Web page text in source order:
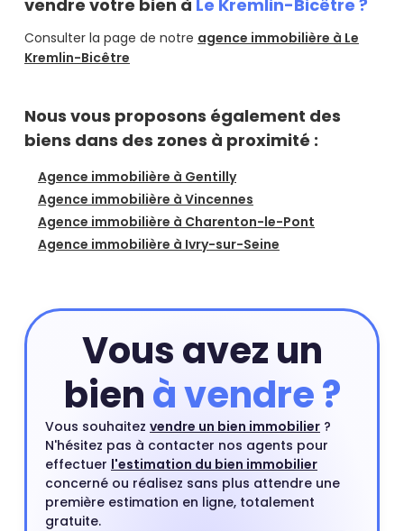
vendre votre bien à Le Kremlin-Bicêtre ?
Consulter la page de notre agence immobilière à Le
Kremlin-Bicêtre
Nous vous proposons également des
biens dans des zones à proximité :
Agence immobilière à Gentilly
Agence immobilière à Vincennes
Agence immobilière à Charenton-le-Pont
Agence immobilière à Ivry-sur-Seine
Vous avez un
bienà vendre ?
Vous souhaitez vendre un bien immobilier ?
N'hésitez pas à contacter nos agents pour
effectuer l'estimation du bien immobilier
concerné ou réalisez sans plus attendre une
première estimation en ligne, totalement
gratuite.